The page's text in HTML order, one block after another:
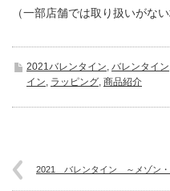
（一部店舗では取り扱いがな
2021バレンタイン, バレンタイン
イン, ラッピング, 商品紹介
2021 バレンタイン ～メゾン・